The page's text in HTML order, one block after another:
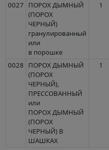
0027
ПОРОХ ДЫМНЫЙ
(ПОРОХ
ЧЕРНЫЙ)
гранулированный
или
в порошке
1
0028
ПОРОХ ДЫМНЫЙ
(ПОРОХ
ЧЕРНЫЙ),
ПРЕССОВАННЫЙ
или
ПОРОХ ДЫМНЫЙ
(ПОРОХ
ЧЕРНЫЙ) В
ШАШКАХ
1